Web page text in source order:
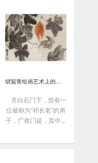
胡絜青绘画艺术上的精深造诣从何而来?
齐白石门下，曾有一
位被称为“祁长老”的弟
子，广收门徒，其中...